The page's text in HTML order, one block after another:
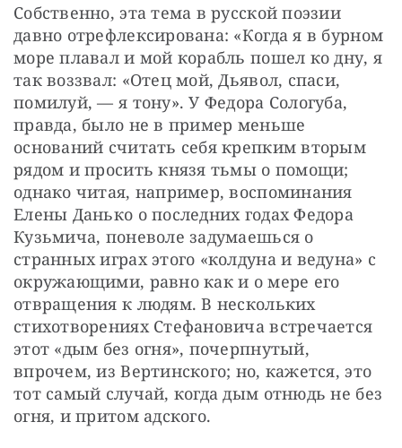
Собственно, эта тема в русской поэзии
давно отрефлексирована: «Когда я в бурном
море плавал и мой корабль пошел ко дну, я
так воззвал: «Отец мой, Дьявол, спаси,
помилуй, — я тону». У Федора Сологуба,
правда, было не в пример меньше
оснований считать себя крепким вторым
рядом и просить князя тьмы о помощи;
однако читая, например, воспоминания
Елены Данько о последних годах Федора
Кузьмича, поневоле задумаешься о
странных играх этого «колдуна и ведуна» с
окружающими, равно как и о мере его
отвращения к людям. В нескольких
стихотворениях Стефановича встречается
этот «дым без огня», почерпнутый,
впрочем, из Вертинского; но, кажется, это
тот самый случай, когда дым отнюдь не без
огня, и притом адского.